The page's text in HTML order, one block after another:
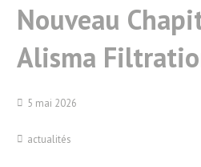
Nouveau
Alisma
5 mai 2026
actualités